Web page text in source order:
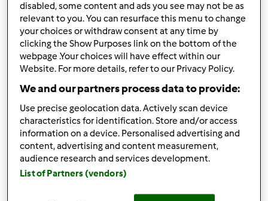
3 1 Fácil 4 45min
4.5(2)
Lasanha de peixe e
espinafres
porsara123
2 5 Fácil 6 55min
5.0(2)
disabled, some content and ads you see may not be as
relevant to you. You can resurface this menu to change
your choices or withdraw consent at any time by
clicking the Show Purposes link on the bottom of the
webpage .Your choices will have effect within our
Website. For more details, refer to our Privacy Policy.
We and our partners process data to provide:
Use precise geolocation data. Actively scan device
characteristics for identification. Store and/or access
information on a device. Personalised advertising and
content, advertising and content measurement,
audience research and services development.
List of Partners (vendors)